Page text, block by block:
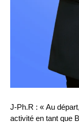
J-Ph.R : « Au
activité en tant que